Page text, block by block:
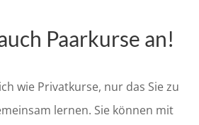
Paarkurse an!
wie Privatkurse, nur das Sie zu
lernen. Sie können mit